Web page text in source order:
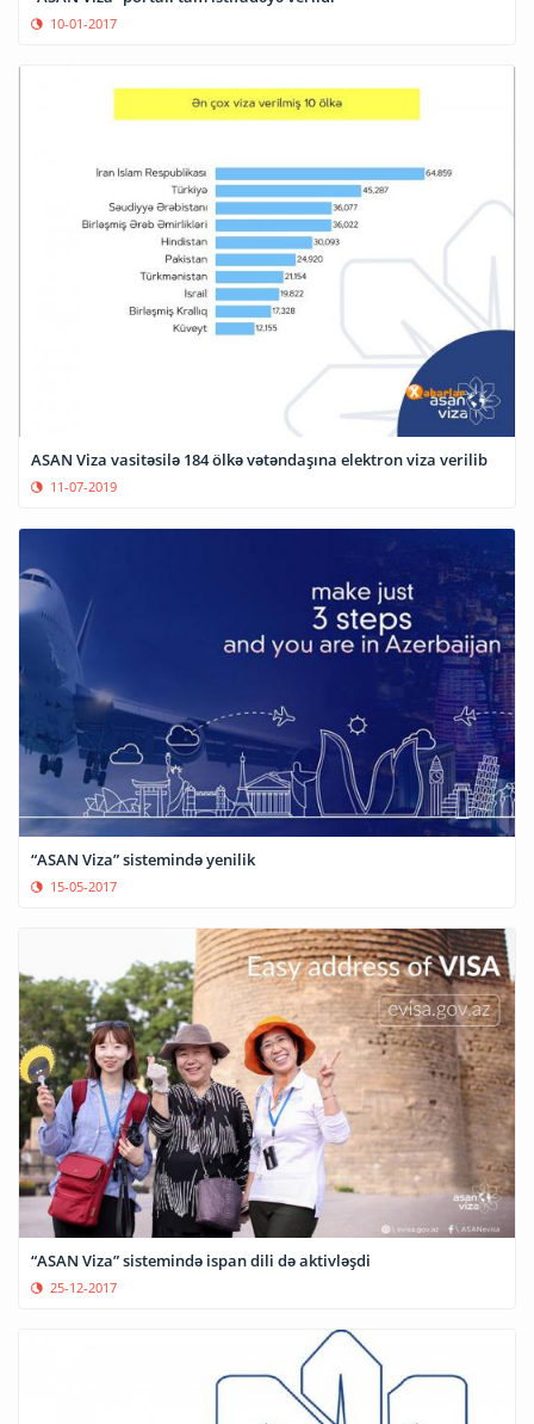
10-01-2017
ASAN Viza vasitəsilə 184 ölkə vətəndaşına elektron viza verilib
11-07-2019
“ASAN Viza” sistemində yenilik
15-05-2017
“ASAN Viza” sistemində ispan dili də aktivləşdi
25-12-2017